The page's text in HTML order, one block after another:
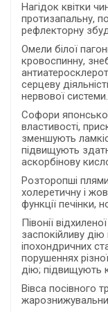
Нагідок квітки
протизапальну,
рефлекторну
Омели білої
кровоспинну,
серцеву
нервової системи.
Софори
властивості,
зменшують
підвищують
аскорбінову
Розторопші
холеретичну і
функції печінки,
Півонії
заспокійливу
іпохондричних
порушеннях
дію; підвищують
Вівса посівного